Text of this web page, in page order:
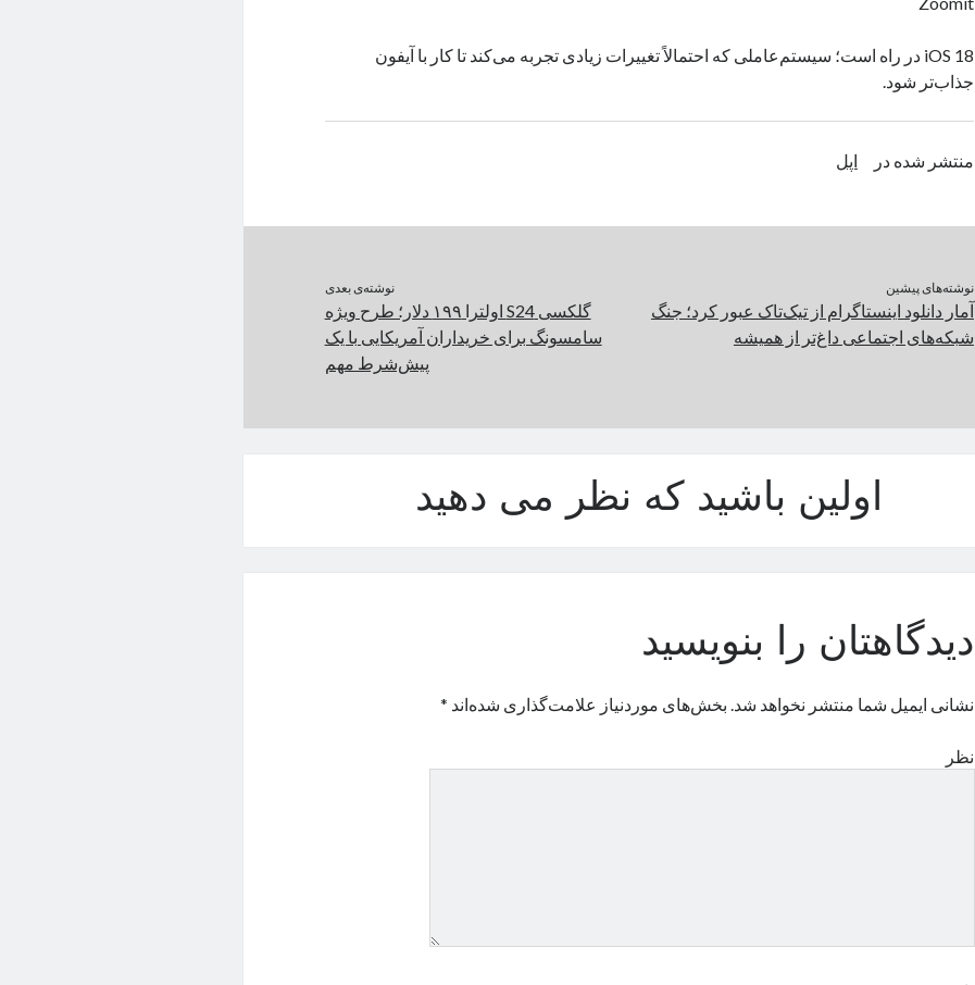
iOS 18 در راه است؛ سیستم‌عاملی که احتمالاً تغییرات زیادی تجربه می‌کند تا کار با آیفون
جذاب‌تر شود.
منتشر شده در اپل
نوشته‌های پیشین
آمار دانلود اینستاگرام از تیک‌تاک عبور کرد؛ جنگ
شبکه‌های اجتماعی داغ‌تر از همیشه
نوشته‌ی بعدی
گلکسی S24 اولترا ۱۹۹ دلار؛ طرح ویژه
سامسونگ برای خریداران آمریکایی با یک
پیش‌شرط مهم
اولین باشید که نظر می دهید
دیدگاهتان را بنویسید
نشانی ایمیل شما منتشر نخواهد شد. بخش‌های موردنیاز علامت‌گذاری شده‌اند *
نظر